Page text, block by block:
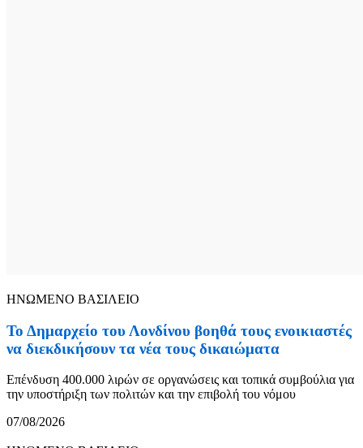
ΗΝΩΜΕΝΟ ΒΑΣΙΛΕΙΟ
Το Δημαρχείο του Λονδίνου βοηθά τους ενοικιαστές
να διεκδικήσουν τα νέα τους δικαιώματα
Επένδυση 400.000 λιρών σε οργανώσεις και τοπικά συμβούλια για
την υποστήριξη των πολιτών και την επιβολή του νόμου
07/08/2026